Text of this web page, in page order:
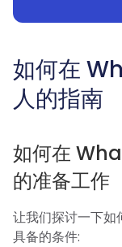
如何在
人的指南
如何在
的准备工作
让我们探讨一下
具备的条件: